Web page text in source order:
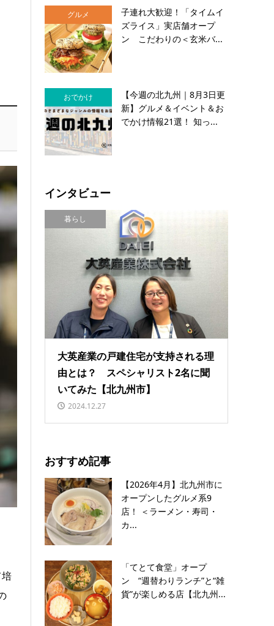
グルメ
子連れ大歓迎！「タイムイ
ズライス」実店舗オープ
ン こだわりの＜玄米バ...
おでかけ
【今週の北九州｜8月3日更
新】グルメ＆イベント＆お
でかけ情報21選！ 知っ...
インタビュー
暮らし
大英産業の戸建住宅が支持される理
由とは？ スペシャリスト2名に聞
いてみた【北九州市】
2024.12.27
おすすめ記事
【2026年4月】北九州市に
オープンしたグルメ系9
店！ ＜ラーメン・寿司・
カ...
「てとて食堂」オープ
ン “週替わりランチ”と“雑
貨”が楽しめる店【北九州...